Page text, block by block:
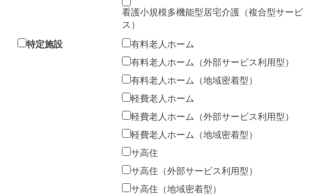
看護小規模多機能型居宅介護（複合型サービ
ス）
特定施設
有料老人ホーム
有料老人ホーム（外部サービス利用型）
有料老人ホーム（地域密着型）
軽費老人ホーム
軽費老人ホーム（外部サービス利用型）
軽費老人ホーム（地域密着型）
サ高住
サ高住（外部サービス利用型）
サ高住（地域密着型）